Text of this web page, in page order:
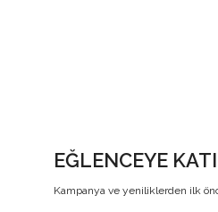
EĞLENCEYE
Kampanya ve yeniliklerden ilk